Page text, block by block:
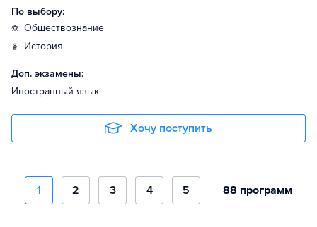
По выбору:
обществознание
история
Доп. экзамены:
Иностранный язык
Хочу поступить
1 2 3 4 5 88 программ